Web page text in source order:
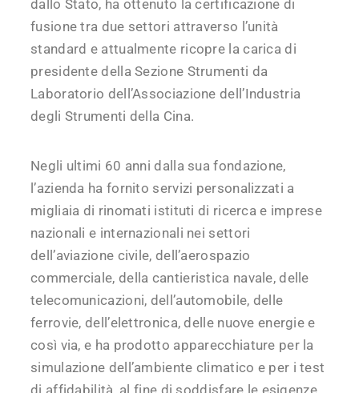
dallo Stato, ha ottenuto la certificazione di
fusione tra due settori attraverso l’unità
standard e attualmente ricopre la carica di
presidente della Sezione Strumenti da
Laboratorio dell’Associazione dell’Industria
degli Strumenti della Cina.
Negli ultimi 60 anni dalla sua fondazione,
l’azienda ha fornito servizi personalizzati a
migliaia di rinomati istituti di ricerca e imprese
nazionali e internazionali nei settori
dell’aviazione civile, dell’aerospazio
commerciale, della cantieristica navale, delle
telecomunicazioni, dell’automobile, delle
ferrovie, dell’elettronica, delle nuove energie e
così via, e ha prodotto apparecchiature per la
simulazione dell’ambiente climatico e per i test
di affidabilità, al fine di soddisfare le esigenze